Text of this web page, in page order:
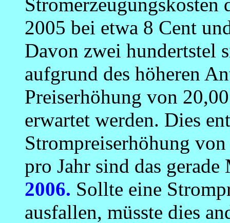
2005 bei etwa 8 Cent
Davon zwei hundertstel
aufgrund des höheren
Preiserhöhung von
erwartet werden. Dies
Strompreiserhöhung
pro Jahr sind das
2006. Sollte eine
ausfallen, müsste dies